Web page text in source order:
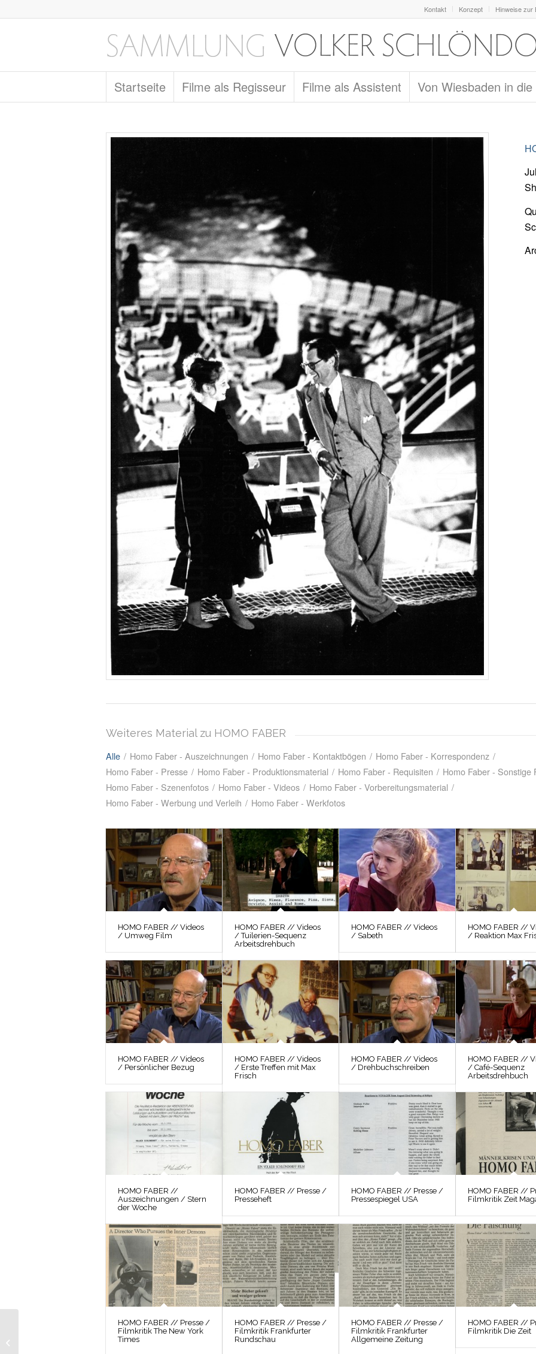
Kontakt Konzept Hinweise zur
Startseite Filme als Regisseur Filme als Assistent Von Wiesbaden in die
Weiteres Material zu HOMO FABER
Alle / Homo Faber - Auszeichnungen / Homo Faber - Kontaktbögen / Homo Faber - Korrespondenz /
Homo Faber - Presse / Homo Faber - Produktionsmaterial / Homo Faber - Requisiten / Homo Faber - Sonstige
Homo Faber - Szenenfotos / Homo Faber - Videos / Homo Faber - Vorbereitungsmaterial /
Homo Faber - Werbung und Verleih / Homo Faber - Werkfotos
HOMO FABER // Videos
/ Umweg Film
HOMO FABER // Videos
/ Tuilerien-Sequenz
Arbeitsdrehbuch
HOMO FABER // Videos
/ Sabeth
HOMO FABER //
/ Reaktion Max
HOMO FABER // Videos
/ Persönlicher Bezug
HOMO FABER // Videos
/ Erste Treffen mit Max
Frisch
HOMO FABER // Videos
/ Drehbuchschreiben
HOMO FABER //
/ Café-Sequenz
Arbeitsdrehbuch
HOMO FABER //
Auszeichnungen / Stern
der Woche
HOMO FABER // Presse /
Presseheft
HOMO FABER // Presse /
Pressespiegel USA
HOMO FABER //
Filmkritik Zeit
HOMO FABER // Presse /
Filmkritik The New York
Times
HOMO FABER // Presse /
Filmkritik Frankfurter
Rundschau
HOMO FABER // Presse /
Filmkritik Frankfurter
Allgemeine Zeitung
HOMO FABER //
Filmkritik Die Zeit